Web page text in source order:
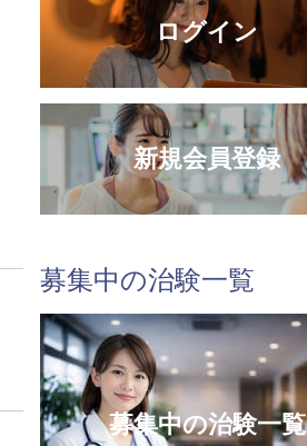
ログイン
新規会員登録
募集中の治験一覧
募集中の治験一覧